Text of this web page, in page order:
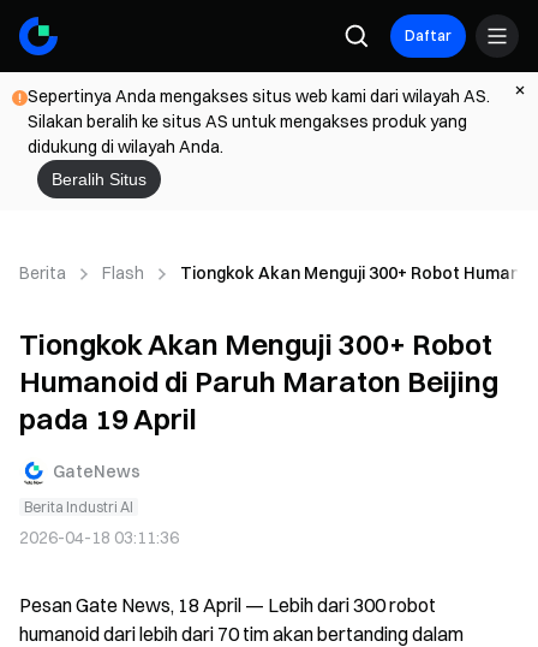
Daftar
Sepertinya Anda mengakses situs web kami dari wilayah AS.
Silakan beralih ke situs AS untuk mengakses produk yang
didukung di wilayah Anda.
Beralih Situs
Berita Flash Tiongkok Akan Menguji 300+ Robot
Tiongkok Akan Menguji 300+ Robot
Humanoid di Paruh Maraton Beijing
pada 19 April
GateNews
Berita Industri AI
2026-04-18 03:11:36
Pesan Gate News, 18 April — Lebih dari 300 robot
humanoid dari lebih dari 70 tim akan bertanding dalam